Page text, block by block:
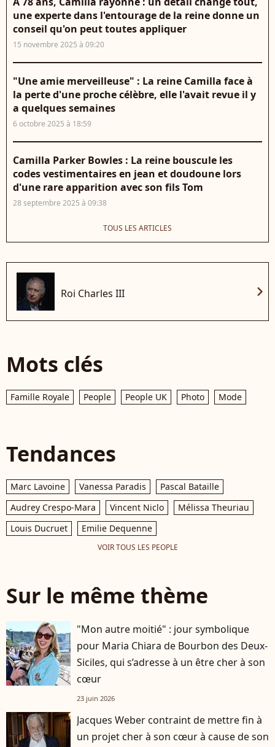
une experte dans l'entourage de la reine donne un
conseil qu'on peut toutes appliquer
15 novembre 2025 à 09:20
"Une amie merveilleuse" : La reine Camilla face à
la perte d'une proche célèbre, elle l'avait revue il y
a quelques semaines
6 octobre 2025 à 18:59
Camilla Parker Bowles : La reine bouscule les
codes vestimentaires en jean et doudoune lors
d'une rare apparition avec son fils Tom
28 septembre 2025 à 09:38
TOUS LES ARTICLES
Roi Charles III chevron_right
Mots clés
Famille Royale People People UK Photo Mode
Tendances
Marc Lavoine Vanessa Paradis
Pascal Bataille
Audrey Crespo-Mara
Vincent Niclo
Mélissa Theuriau
Louis Ducruet
Emilie Dequenne
VOIR TOUS LES PEOPLE
Sur le même thème
"Mon autre moitié" : jour symbolique
pour Maria Chiara de Bourbon des Deux-
Siciles, qui s’adresse à un être cher à son
cœur
23 juin 2026
Jacques Weber contraint de mettre fin à
un projet cher à son cœur à cause de son